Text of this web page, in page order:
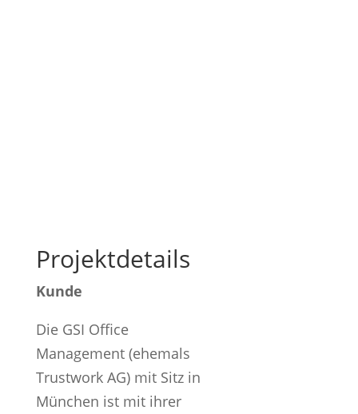
Projektdetails
Kunde
Die GSI Office
Management (ehemals
Trustwork AG) mit Sitz in
München ist mit ihrer